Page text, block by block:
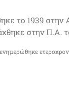
το 1939 στην
στην Π.Α.